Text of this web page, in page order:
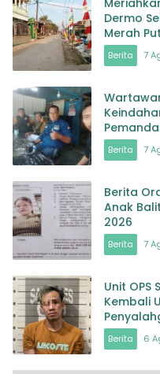
Dermo
Merah
Berita 7
Berita 7
Berita
Anak
2026
Berita 7
Unit
Kembali
Jenis Sabu
Berita 6